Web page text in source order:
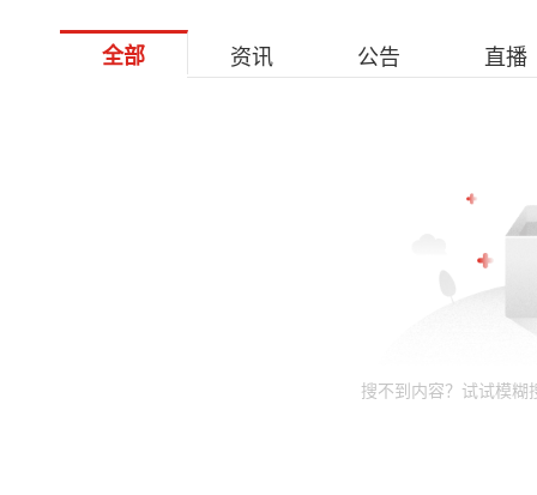
全部 资讯 公告 直播
搜不到内容？试试模糊